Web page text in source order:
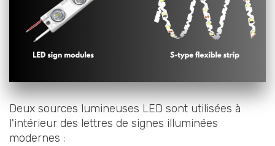
Deux sources lumineuses LED sont utilisées à
l'intérieur des lettres de signes illuminées
modernes :